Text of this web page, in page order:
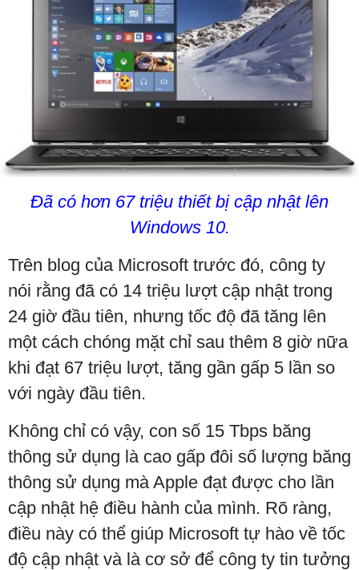
Đã có hơn 67 triệu thiết bị cập nhật lên
Windows 10.
Trên blog của Microsoft trước đó, công ty
nói rằng đã có 14 triệu lượt cập nhật trong
24 giờ đầu tiên, nhưng tốc độ đã tăng lên
một cách chóng mặt chỉ sau thêm 8 giờ nữa
khi đạt 67 triệu lượt, tăng gần gấp 5 lần so
với ngày đầu tiên.
Không chỉ có vậy, con số 15 Tbps băng
thông sử dụng là cao gấp đôi số lượng băng
thông sử dụng mà Apple đạt được cho lần
cập nhật hệ điều hành của mình. Rõ ràng,
điều này có thể giúp Microsoft tự hào về tốc
độ cập nhật và là cơ sở để công ty tin tưởng